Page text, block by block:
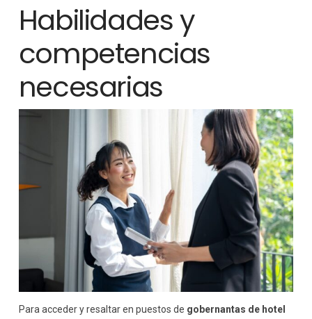
Habilidades y
competencias
necesarias
Para acceder y resaltar en puestos de gobernantas de hotel